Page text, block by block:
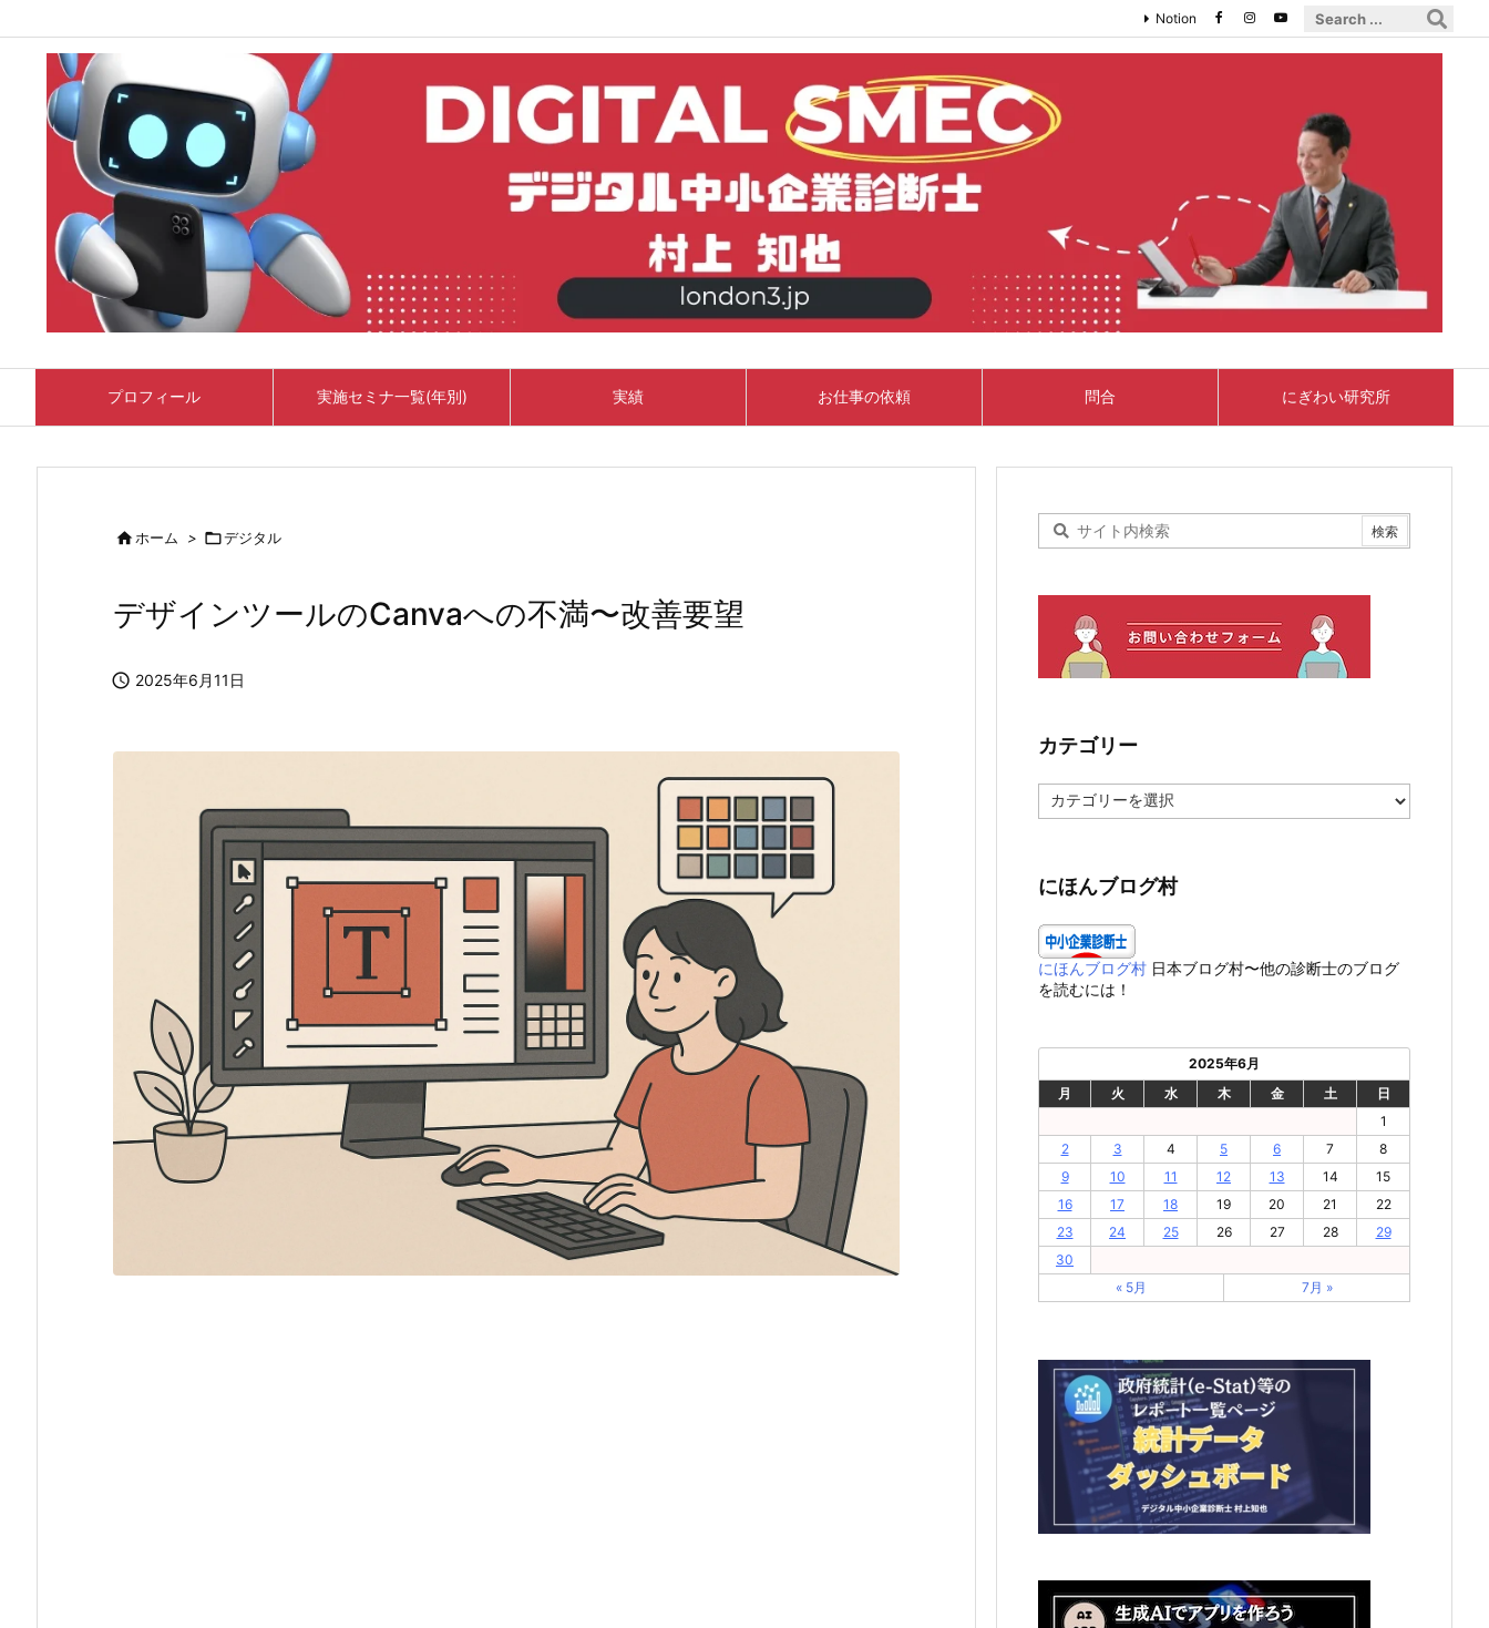
プロフィール 実施セミナ一覧(年別) 実績 お仕事の依頼 問合 にぎわい研究所
Notion
ホーム > デジタル
デザインツールのCanvaへの不満〜改善要望
 2025年6月11日
カテゴリー
テ
ー
にほんブログ村
にほんブログ村 日本ブログ村〜他の診断士のブログ
を読むには！
2025年6月
月
火 水 木 金 土
日
1
2
3 4 5 6 7
8
9
10 11 12 13 14
15
16
17 18 19 20 21
22
23
24 25 26 27 28
29
30
« 5月
7月 »